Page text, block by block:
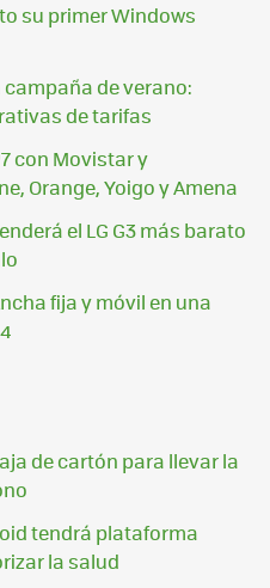
su primer Windows
de verano:
de tarifas
con Movistar y
Orange, Yoigo y Amena
el LG G3 más barato
fija y móvil en una
de cartón para llevar la
tendrá plataforma
la salud